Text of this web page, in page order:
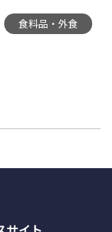
食料品・外食